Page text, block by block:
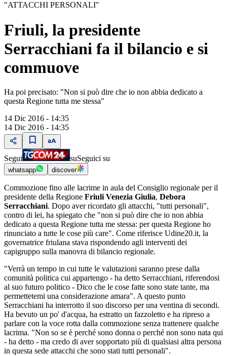
"ATTACCHI PERSONALI"
Friuli, la presidente
Serracchiani fa il bilancio e si
commuove
Ha poi precisato: "Non si può dire che io non abbia dedicato a
questa Regione tutta me stessa"
14 Dic 2016 - 14:35
14 Dic 2016 - 14:35
Segui suSeguici su
whatsapp discover
Commozione fino alle lacrime in aula del Consiglio regionale per il
presidente della Regione Friuli Venezia Giulia, Debora
Serracchiani. Dopo aver ricordato gli attacchi, "tutti personali",
contro di lei, ha spiegato che "non si può dire che io non abbia
dedicato a questa Regione tutta me stessa: per questa Regione ho
rinunciato a tutte le cose più care". Come riferisce Udine20.it, la
governatrice friulana stava rispondendo agli interventi dei
capigruppo sulla manovra di bilancio regionale.
"Verrà un tempo in cui tutte le valutazioni saranno prese dalla
comunità politica cui appartengo - ha detto Serracchiani, riferendosi
al suo futuro politico - Dico che le cose fatte sono state tante, ma
permettetemi una considerazione amara". A questo punto
Serracchiani ha interrotto il suo discorso per una ventina di secondi.
Ha bevuto un po' d'acqua, ha estratto un fazzoletto e ha ripreso a
parlare con la voce rotta dalla commozione senza trattenere qualche
lacrima. "Non so se è perché sono donna o perché non sono nata qui
- ha detto - ma credo di aver sopportato più di qualsiasi altra persona
in questa sede attacchi che sono stati tutti personali".